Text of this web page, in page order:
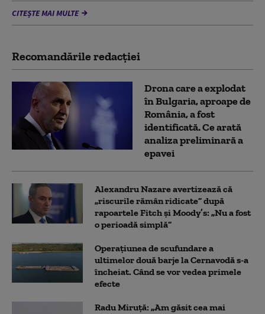
CITEȘTE MAI MULTE
Recomandările redacţiei
Drona care a explodat
în Bulgaria, aproape de
România, a fost
identificată. Ce arată
analiza preliminară a
epavei
Alexandru Nazare avertizează că
„riscurile rămân ridicate” după
rapoartele Fitch și Moody’s: „Nu a fost
o perioadă simplă”
Operațiunea de scufundare a
ultimelor două barje la Cernavodă s-a
încheiat. Când se vor vedea primele
efecte
Radu Miruță: „Am găsit cea mai